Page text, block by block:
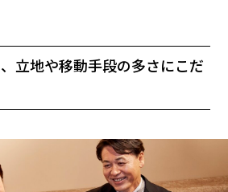
立地や移動手段の多さにこだ